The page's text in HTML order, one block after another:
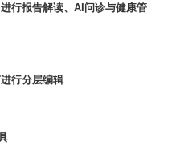
行报告解读、AI问诊与健康管
行分层编辑